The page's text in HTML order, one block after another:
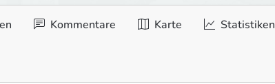
Kommentare Karte Statistiken